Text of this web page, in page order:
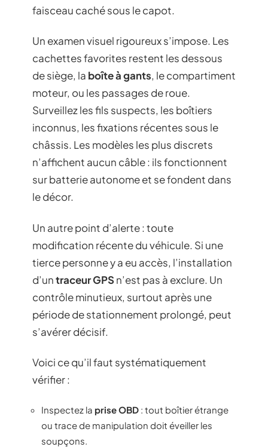
faisceau caché sous le capot.
Un examen visuel rigoureux s’impose. Les
cachettes favorites restent les dessous
de siège, la boîte à gants, le compartiment
moteur, ou les passages de roue.
Surveillez les fils suspects, les boîtiers
inconnus, les fixations récentes sous le
châssis. Les modèles les plus discrets
n’affichent aucun câble : ils fonctionnent
sur batterie autonome et se fondent dans
le décor.
Un autre point d’alerte : toute
modification récente du véhicule. Si une
tierce personne y a eu accès, l’installation
d’untraceur GPSn’est pas à exclure. Un
contrôle minutieux, surtout après une
période de stationnement prolongé, peut
s’avérer décisif.
Voici ce qu’il faut systématiquement
vérifier :
Inspectez la prise OBD : tout boîtier étrange
ou trace de manipulation doit éveiller les
soupçons.